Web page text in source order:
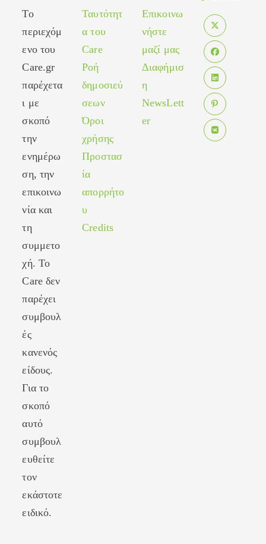
Το
περιεχόμ
ενο του
Care.gr
παρέχετα
ι με
σκοπό
την
ενημέρω
ση, την
επικοινω
νία και
τη
συμμετο
χή. Το
Care δεν
παρέχει
συμβουλ
ές
κανενός
είδους.
Για το
σκοπό
αυτό
συμβουλ
ευθείτε
τον
εκάστοτε
ειδικό.
Ταυτότητ
α του
Care
Ροή
δημοσιεύ
σεων
Όροι
χρήσης
Προστασ
ία
απορρήτο
υ
Credits
Επικοινω
νήστε
μαζί μας
Διαφήμισ
η
NewsLett
er
Opens
in
a
new
tab
Opens
in
a
new
tab
Opens
in
a
new
Opens
in